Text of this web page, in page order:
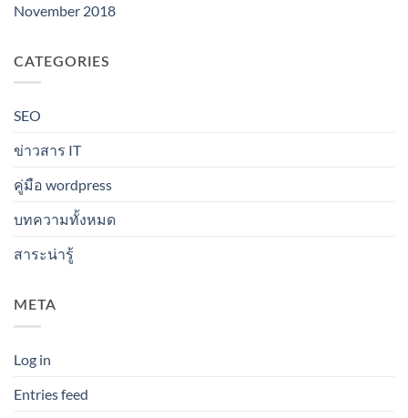
November 2018
CATEGORIES
SEO
ข่าวสาร IT
คู่มือ wordpress
บทความทั้งหมด
สาระน่ารู้
META
Log in
Entries feed